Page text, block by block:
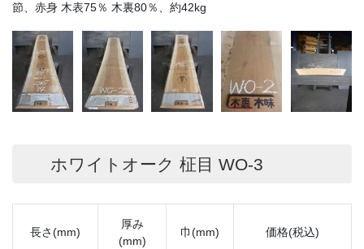
節、赤身 木表75％ 木裏80％、約42kg
ホワイトオーク 柾目 WO-3
長さ(mm)
厚み
(mm)
巾(mm) 価格(税込)